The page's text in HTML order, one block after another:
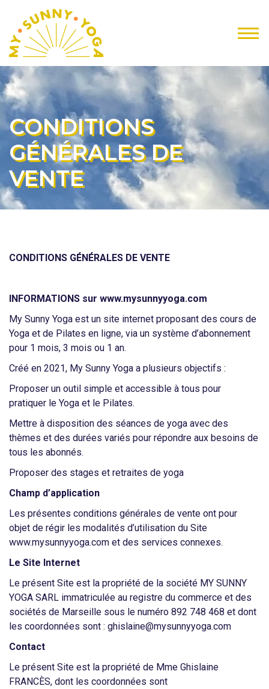
CONDITIONS
GÉNÉRALES DE
VENTE
CONDITIONS GÉNÉRALES DE VENTE
INFORMATIONS sur www.mysunnyyoga.com
My Sunny Yoga est un site internet proposant des cours de
Yoga et de Pilates en ligne, via un système d’abonnement
pour 1 mois, 3 mois ou 1 an.
Créé en 2021, My Sunny Yoga a plusieurs objectifs :
Proposer un outil simple et accessible à tous pour
pratiquer le Yoga et le Pilates.
Mettre à disposition des séances de yoga avec des
thèmes et des durées variés pour répondre aux besoins de
tous les abonnés.
Proposer des stages et retraites de yoga
Champ d’application
Les présentes conditions générales de vente ont pour
objet de régir les modalités d’utilisation du Site
www.mysunnyyoga.com et des services connexes.
Le Site Internet
Le présent Site est la propriété de la société MY SUNNY
YOGA SARL immatriculée au registre du commerce et des
sociétés de Marseille sous le numéro 892 748 468 et dont
les coordonnées sont : ghislaine@mysunnyyoga.com
Contact
Le présent Site est la propriété de Mme Ghislaine
FRANCÈS, dont les coordonnées sont